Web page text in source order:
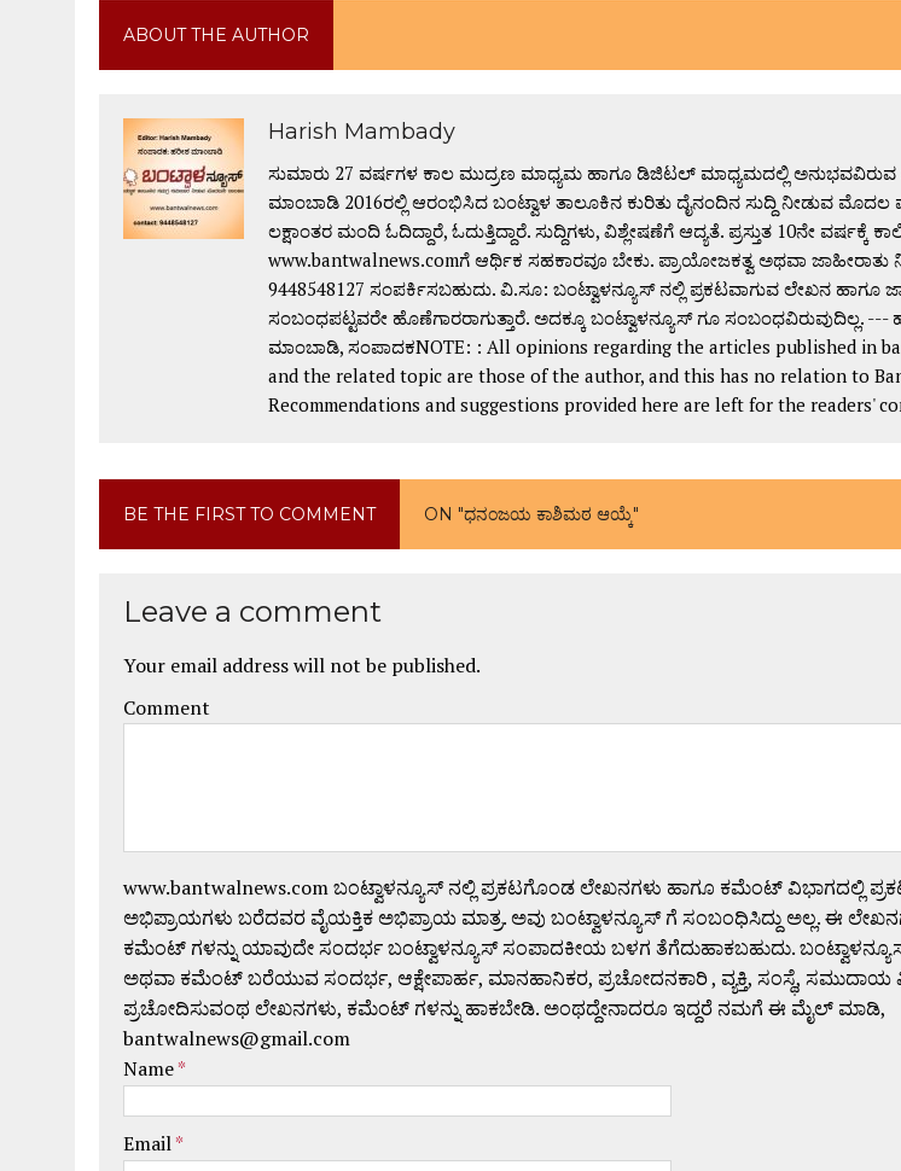
ABOUT THE AUTHOR
Harish Mambady
ಸುಮಾರು 27 ವರ್ಷಗಳ ಕಾಲ ಮುದ್ರಣ ಮಾಧ್ಯಮ ಹಾಗೂ ಡಿಜಿಟಲ್ ಮಾಧ್ಯಮದಲ್ಲಿ ಅನುಭವವಿರುವ
ಮಾಂಬಾಡಿ 2016ರಲ್ಲಿ ಆರಂಭಿಸಿದ ಬಂಟ್ವಾಳ ತಾಲೂಕಿನ ಕುರಿತು ದೈನಂದಿನ ಸುದ್ದಿ ನೀಡುವ ಮೊದಲ
ಲಕ್ಷಾಂತರ ಮಂದಿ ಓದಿದ್ದಾರೆ, ಓದುತ್ತಿದ್ದಾರೆ. ಸುದ್ದಿಗಳು, ವಿಶ್ಲೇಷಣೆಗೆ ಆದ್ಯತೆ. ಪ್ರಸ್ತುತ 10ನೇ ವರ್ಷಕ್ಕೆ
www.bantwalnews.comಗೆ ಆರ್ಥಿಕ ಸಹಕಾರವೂ ಬೇಕು. ಪ್ರಾಯೋಜಕತ್ವ ಅಥವಾ ಜಾಹೀರಾತು
9448548127 ಸಂಪರ್ಕಿಸಬಹುದು. ವಿ.ಸೂ: ಬಂಟ್ವಾಳನ್ಯೂಸ್ ನಲ್ಲಿ ಪ್ರಕಟವಾಗುವ ಲೇಖನ ಹಾಗೂ
ಸಂಬಂಧಪಟ್ಟವರೇ ಹೊಣೆಗಾರರಾಗುತ್ತಾರೆ. ಅದಕ್ಕೂ ಬಂಟ್ವಾಳನ್ಯೂಸ್ ಗೂ ಸಂಬಂಧವಿರುವುದಿಲ್ಲ. ---
ಮಾಂಬಾಡಿ, ಸಂಪಾದಕNOTE: : All opinions regarding the articles published in
and the related topic are those of the author, and this has no relation to
Recommendations and suggestions provided here are left for the readers'
BE THE FIRST TO COMMENT ON "ಧನಂಜಯ ಕಾಶಿಮಠ ಆಯ್ಕೆ"
Leave a comment
Your email address will not be published.
Comment
www.bantwalnews.com ಬಂಟ್ವಾಳನ್ಯೂಸ್ ನಲ್ಲಿ ಪ್ರಕಟಗೊಂಡ ಲೇಖನಗಳು ಹಾಗೂ ಕಮೆಂಟ್ ವಿಭಾಗದಲ್ಲಿ
ಅಭಿಪ್ರಾಯಗಳು ಬರೆದವರ ವೈಯಕ್ತಿಕ ಅಭಿಪ್ರಾಯ ಮಾತ್ರ. ಅವು ಬಂಟ್ವಾಳನ್ಯೂಸ್ ಗೆ ಸಂಬಂಧಿಸಿದ್ದು ಅಲ್ಲ. ಈ
ಕಮೆಂಟ್ ಗಳನ್ನು ಯಾವುದೇ ಸಂದರ್ಭ ಬಂಟ್ವಾಳನ್ಯೂಸ್ ಸಂಪಾದಕೀಯ ಬಳಗ ತೆಗೆದುಹಾಕಬಹುದು.
ಅಥವಾ ಕಮೆಂಟ್ ಬರೆಯುವ ಸಂದರ್ಭ, ಆಕ್ಷೇಪಾರ್ಹ, ಮಾನಹಾನಿಕರ, ಪ್ರಚೋದನಕಾರಿ , ವ್ಯಕ್ತಿ, ಸಂಸ್ಥೆ, ಸಮುದಾಯ
ಪ್ರಚೋದಿಸುವಂಥ ಲೇಖನಗಳು, ಕಮೆಂಟ್ ಗಳನ್ನು ಹಾಕಬೇಡಿ. ಅಂಥದ್ದೇನಾದರೂ ಇದ್ದರೆ ನಮಗೆ ಈ ಮೈಲ್ ಮಾಡಿ,
bantwalnews@gmail.com
Name*
Email*